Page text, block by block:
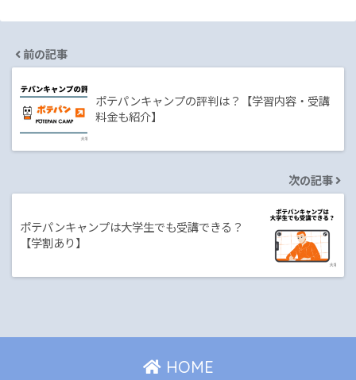
前の記事
ポテパンキャンプの評判は？【学習内容・受講
料金も紹介】
次の記事
ポテパンキャンプは大学生でも受講できる？
【学割あり】
HOME